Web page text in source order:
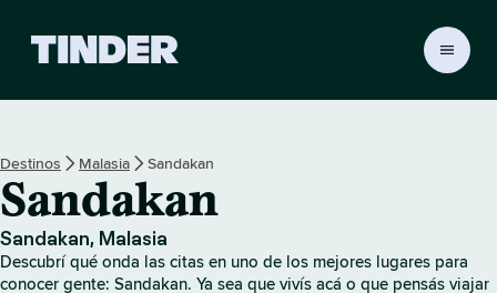
o
d
e
i
n
Destinos Malasia Sandakan
Sandakan
Sandakan, Malasia
Descubrí qué onda las citas en uno de los mejores lugares para
conocer gente: Sandakan. Ya sea que vivís acá o que pensás viajar